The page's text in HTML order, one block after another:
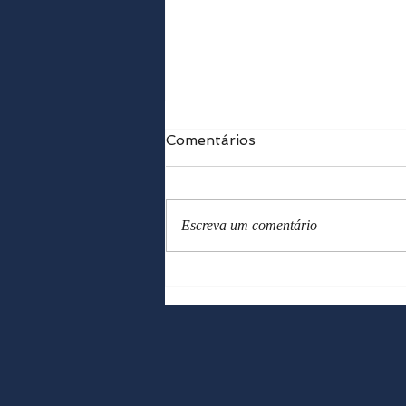
Curso de Introdução ao
Comentários
Escreva um comentário